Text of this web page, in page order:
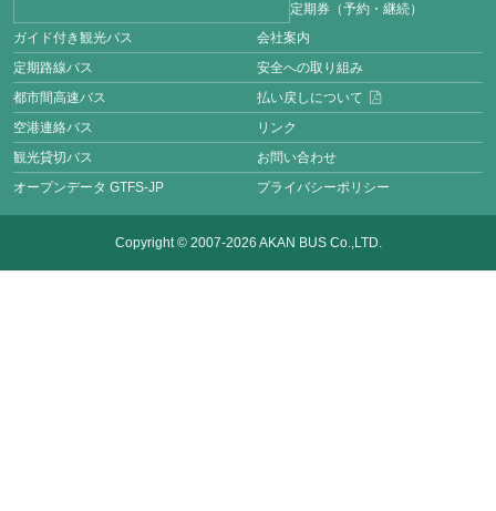
定期券（予約・継続）
ガイド付き観光バス
定期路線バス
都市間高速バス
空港連絡バス
観光貸切バス
オープンデータ GTFS-JP
会社案内
安全への取り組み
払い戻しについて
リンク
お問い合わせ
プライバシーポリシー
Copyright © 2007-2026 AKAN BUS Co.,LTD.